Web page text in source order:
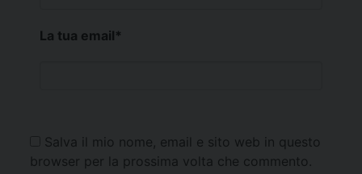
La tua email*
Salva il mio nome, email e sito web in questo
browser per la prossima volta che commento.